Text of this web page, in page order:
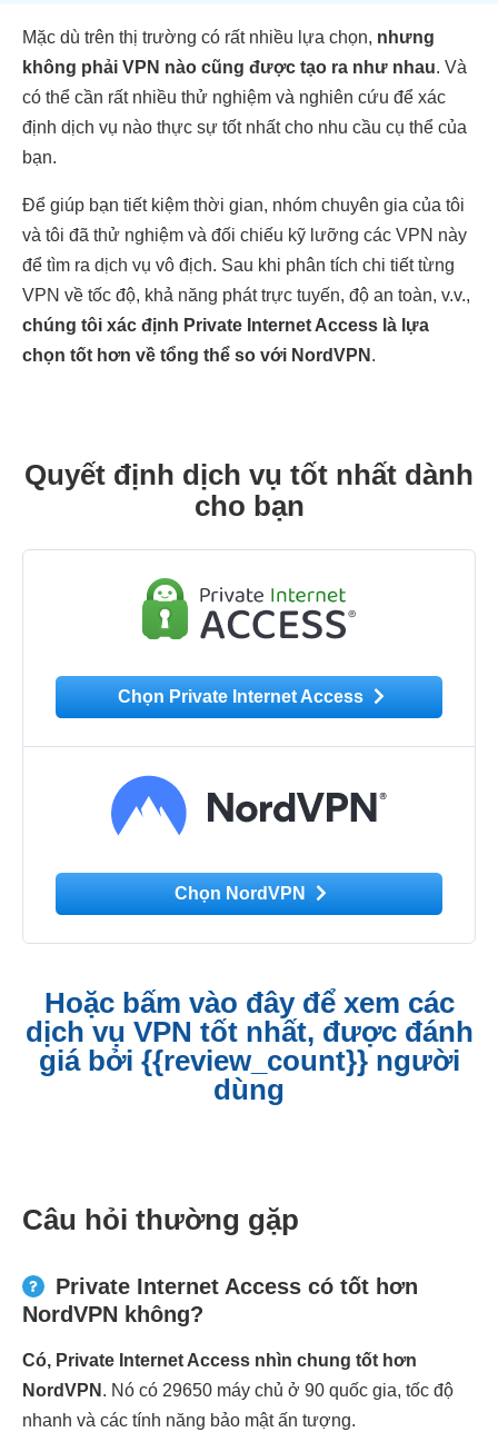
Mặc dù trên thị trường có rất nhiều lựa chọn, nhưng
không phải VPN nào cũng được tạo ra như nhau. Và
có thể cần rất nhiều thử nghiệm và nghiên cứu để xác
định dịch vụ nào thực sự tốt nhất cho nhu cầu cụ thể của
bạn.
Để giúp bạn tiết kiệm thời gian, nhóm chuyên gia của tôi
và tôi đã thử nghiệm và đối chiếu kỹ lưỡng các VPN này
để tìm ra dịch vụ vô địch. Sau khi phân tích chi tiết từng
VPN về tốc độ, khả năng phát trực tuyến, độ an toàn, v.v.,
chúng tôi xác định Private Internet Access là lựa
chọn tốt hơn về tổng thể so với NordVPN .
Quyết định dịch vụ tốt nhất dành
cho bạn
Chọn Private Internet Access
Chọn NordVPN
Hoặc bấm vào đây để xem các
dịch vụ VPN tốt nhất, được đánh
giá bởi {{review_count}} người
dùng
Câu hỏi thường gặp
Private Internet Access có tốt hơn
NordVPN không?
Có, Private Internet Access nhìn chung tốt hơn
NordVPN . Nó có 29650 máy chủ ở 90 quốc gia, tốc độ
nhanh và các tính năng bảo mật ấn tượng.